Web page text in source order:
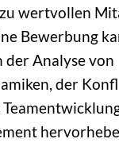
wertvollen
Bewerbung
der Analyse von
der